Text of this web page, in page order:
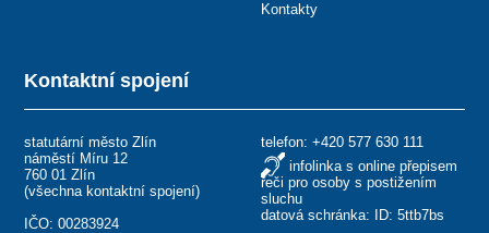
Kontaktní spojení
statutární město Zlín
náměstí Míru 12
760 01 Zlín
(všechna kontaktní spojení)
IČO: 00283924
telefon: +420 577 630 111
infolinka s online přepisem
řeči pro osoby s postižením
sluchu
datová schránka: ID: 5ttb7bs
Kontakty